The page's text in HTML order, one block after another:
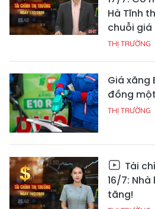
Hà Tĩnh
chuỗi giá
THỊ TRƯỜNG
Giá xăng
đồng
THỊ TRƯỜNG
Tài
16/7:
tăng!